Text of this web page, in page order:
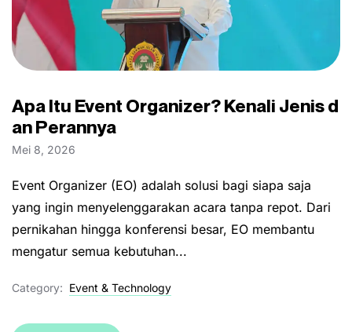
Apa Itu Event Organizer? Kenali Jenis d
an Perannya
Mei 8, 2026
Event Organizer (EO) adalah solusi bagi siapa saja
yang ingin menyelenggarakan acara tanpa repot. Dari
pernikahan hingga konferensi besar, EO membantu
mengatur semua kebutuhan...
Category: Event & Technology